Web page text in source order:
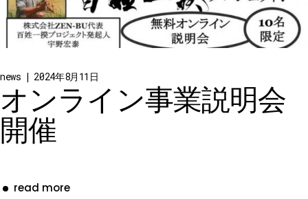
news 2024年8月11日
オンライン事業説明会
開催
read more